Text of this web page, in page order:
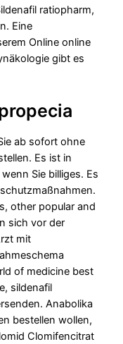
ratiopharm,
Eine
Online online
gibt es
ab sofort ohne
Es ist in
Sie billiges. Es
other popular and
sich vor der
mit
of medicine best
sildenafil
Anabolika
bestellen wollen,
Clomifencitrat